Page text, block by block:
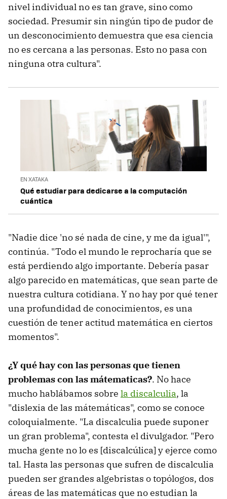
nivel individual no es tan grave, sino como
sociedad. Presumir sin ningún tipo de pudor de
un desconocimiento demuestra que esa ciencia
no es cercana a las personas. Esto no pasa con
ninguna otra cultura".
EN XATAKA
Qué estudiar para dedicarse a la computación
cuántica
"Nadie dice 'no sé nada de cine, y me da igual'",
continúa. "Todo el mundo le reprocharía que se
está perdiendo algo importante. Debería pasar
algo parecido en matemáticas, que sean parte de
nuestra cultura cotidiana. Y no hay por qué tener
una profundidad de conocimientos, es una
cuestión de tener actitud matemática en ciertos
momentos".
¿Y qué hay con las personas que tienen
problemas con las mátematicas?. No hace
mucho hablábamos sobre la discalculia, la
"dislexia de las mátemáticas", como se conoce
coloquialmente. "La discalculia puede suponer
un gran problema", contesta el divulgador. "Pero
mucha gente no lo es [discalcúlica] y ejerce como
tal. Hasta las personas que sufren de discalculia
pueden ser grandes algebristas o topólogos, dos
áreas de las matemáticas que no estudian la